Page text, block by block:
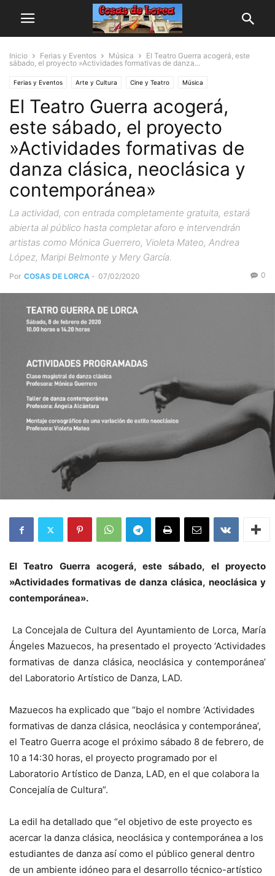
Inicio Ferias y Eventos Música
El Teatro Guerra acogerá, este
sábado, el proyecto »Actividades formativas de danza...
Ferias y Eventos Arte y Cultura Cine y Teatro Música
El Teatro Guerra acogerá,
este sábado, el proyecto
»Actividades formativas de
danza clásica, neoclásica y
contemporánea»
La actividad, con entrada completamente gratuita, estará
abierta al público hasta completar aforo e intervendrán
artistas como Mónica Guerrero, Violeta Mateo, Andrea
López, Maripi Belmonte y Mery García.
Por COSAS DE LORCA - 07/02/2020 0
El Teatro Guerra acogerá, este sábado, el proyecto
»Actividades formativas de danza clásica, neoclásica y
contemporánea».
La Concejala de Cultura del Ayuntamiento de Lorca, María
Ángeles Mazuecos, ha presentado el proyecto ‘Actividades
formativas de danza clásica, neoclásica y contemporánea’
del Laboratorio Artístico de Danza, LAD.
Mazuecos ha explicado que “bajo el nombre ‘Actividades
formativas de danza clásica, neoclásica y contemporánea’,
el Teatro Guerra acoge el próximo sábado 8 de febrero, de
10 a 14:30 horas, el proyecto programado por el
Laboratorio Artístico de Danza, LAD, en el que colabora la
Concejalía de Cultura”.
La edil ha detallado que “el objetivo de este proyecto es
acercar la danza clásica, neoclásica y contemporánea a los
estudiantes de danza así como el público general dentro
de un ambiente idóneo para el desarrollo técnico-artístico